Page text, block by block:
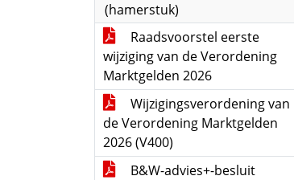
(hamerstuk)
Raadsvoorstel eerste
wijziging van de Verordening
Marktgelden 2026
Wijzigingsverordening van
de Verordening Marktgelden
2026 (V400)
B&W-advies+-besluit